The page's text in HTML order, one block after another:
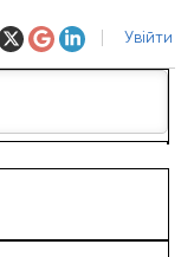
Увійти